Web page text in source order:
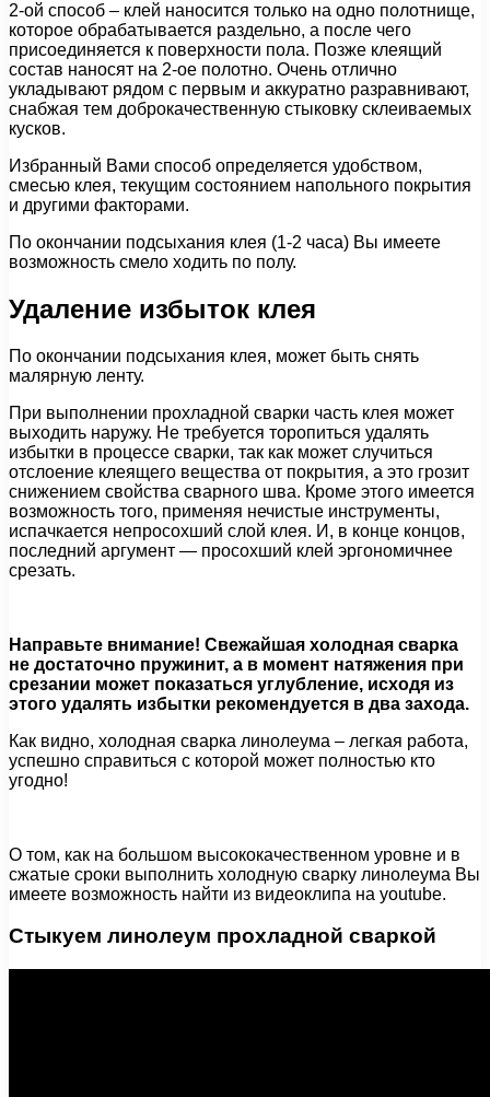
2-ой способ – клей наносится только на одно полотнище,
которое обрабатывается раздельно, а после чего
присоединяется к поверхности пола. Позже клеящий
состав наносят на 2-ое полотно. Очень отлично
укладывают рядом с первым и аккуратно разравнивают,
снабжая тем доброкачественную стыковку склеиваемых
кусков.
Избранный Вами способ определяется удобством,
смесью клея, текущим состоянием напольного покрытия
и другими факторами.
По окончании подсыхания клея (1-2 часа) Вы имеете
возможность смело ходить по полу.
Удаление избыток клея
По окончании подсыхания клея, может быть снять
малярную ленту.
При выполнении прохладной сварки часть клея может
выходить наружу. Не требуется торопиться удалять
избытки в процессе сварки, так как может случиться
отслоение клеящего вещества от покрытия, а это грозит
снижением свойства сварного шва. Кроме этого имеется
возможность того, применяя нечистые инструменты,
испачкается непросохший слой клея. И, в конце концов,
последний аргумент — просохший клей эргономичнее
срезать.
Направьте внимание! Свежайшая холодная сварка
не достаточно пружинит, а в момент натяжения при
срезании может показаться углубление, исходя из
этого удалять избытки рекомендуется в два захода.
Как видно, холодная сварка линолеума – легкая работа,
успешно справиться с которой может полностью кто
угодно!
О том, как на большом высококачественном уровне и в
сжатые сроки выполнить холодную сварку линолеума Вы
имеете возможность найти из видеоклипа на youtube.
Стыкуем линолеум прохладной сваркой